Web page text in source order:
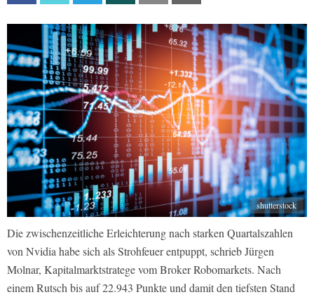
shutterstock
Die zwischenzeitliche Erleichterung nach starken Quartalszahlen
von Nvidia habe sich als Strohfeuer entpuppt, schrieb Jürgen
Molnar, Kapitalmarktstratege vom Broker Robomarkets. Nach
einem Rutsch bis auf 22.943 Punkte und damit den tiefsten Stand